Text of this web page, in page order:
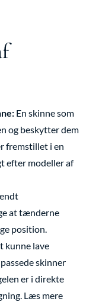
En skinne som
og beskytter dem
fremstillet i en
efter modeller af
at tænderne
position.
kunne lave
skinner
er i direkte
Læs mere